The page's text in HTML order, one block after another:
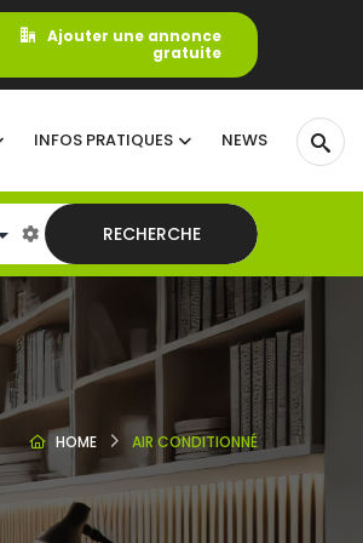
Ajouter une annonce
gratuite
INFOS PRATIQUES NEWS
RECHERCHE
HOME AIR CONDITIONNÉ